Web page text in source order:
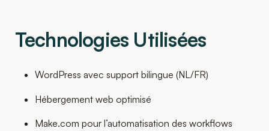
Technologies Utilisées
WordPress avec support bilingue (NL/FR)
Hébergement web optimisé
Make.com pour l’automatisation des workflows